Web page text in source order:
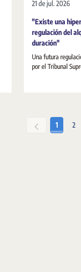
21 de jul. 2026
"Existe una
regulación del
duración"
Una futura
por el Tribunal
Pàgina
1 2